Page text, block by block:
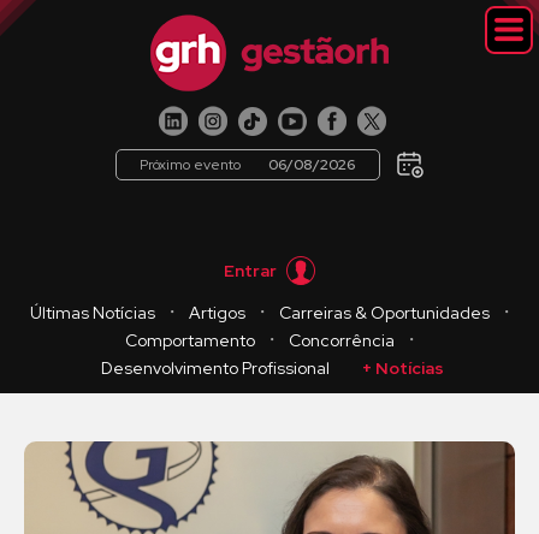
Próximo evento 06/08/2026
Entrar
Últimas Notícias
・ Artigos ・ Carreiras & Oportunidades
・
Comportamento
・ Concorrência
・
Desenvolvimento Profissional
+ Notícias